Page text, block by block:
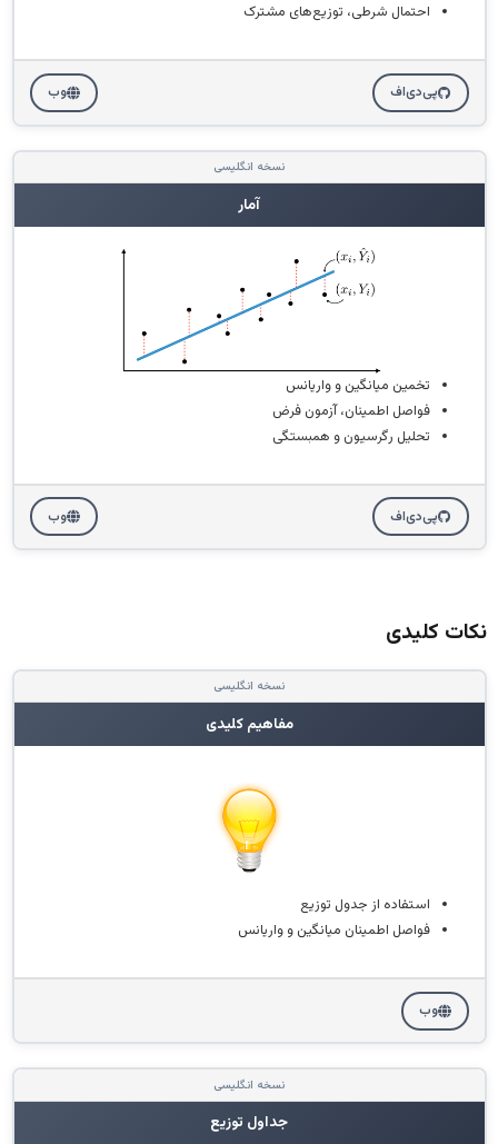
احتمال شرطی، توزیع‌های مشترک
پی‌دی‌اف وب
نسخه انگلیسی
آمار
تخمین میانگین و واریانس
فواصل اطمینان، آزمون فرض
تحلیل رگرسیون و همبستگی
پی‌دی‌اف وب
نکات کلیدی
نسخه انگلیسی
مفاهیم کلیدی
استفاده از جدول توزیع
فواصل اطمینان میانگین و واریانس
وب
نسخه انگلیسی
جداول توزیع